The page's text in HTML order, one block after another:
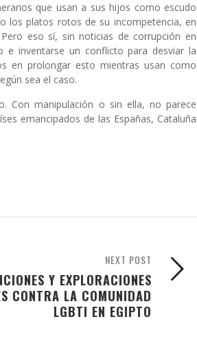
que usan a sus hijos como escudo
los platos rotos de su incompetencia, en
eso sí, sin noticias de corrupción en
e inventarse un conflicto para desviar la
en prolongar esto mientras usan como
sea el caso.
Con manipulación o sin ella, no parece
emancipados de las Españas, Cataluña
NEXT POST
Y EXPLORACIONES
CONTRA LA COMUNIDAD
LGBTI EN EGIPTO